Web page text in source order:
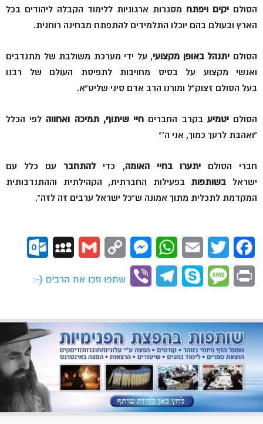
הסולם יקים ויפתח מסגרות ארגוניות ללימוד הקבלה ליהודים בכל
הארץ ובעולם בהם יוכלו התלמידים להתפתח מבחינה רוחנית.
הסולם יתנהל באופן מקצועי, על ידי מערכת משולבת של מתנדבים
ואנשי מקצוע על בסיס מחויבות לתפיסת העולם של רבנו
בעל הסולם זצוק”ל ומורנו הרב אדם סיני שליט”א.
הסולםיטמיע בקרב החברים חיי שיתוף, תמיכה ואחווה לפי הכלל
“ואהבת לרעך כמוך, אני ה'”
חברי הסולםיתערו בחיי האומה, כדילהתחבר עם כלל עם
ישראל בשותפות בפעילות החברתית, הקהילתית וההתנדבותית
המקדמת לתכלית מתוך אמונה ש”כל ישראל ערבים זה לזה”.
Facebook
Twitter
Email
WhatsApp
Messenger
Copy
Gmail
MySpace
Print
Message
Skype
Telegram
Viber
שתפו וזכו את הרבים (-: